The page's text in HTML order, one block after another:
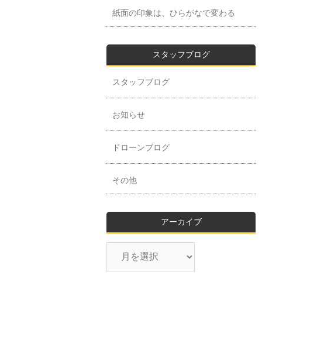
紙面の印象は、ひらがなで変わる
スタッフブログ
スタッフブログ
お知らせ
ドローンブログ
その他
アーカイブ